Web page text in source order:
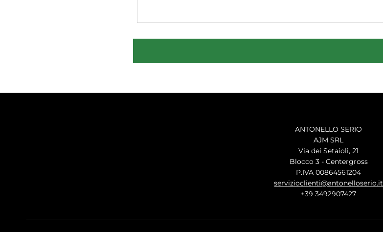
ANTONELLO SERIO
AJM SRL
Via dei Setaioli, 21
Blocco 3 - Centergross
P.IVA 00864561204
servizioclienti@antonelloserio.it
+39 3492907427